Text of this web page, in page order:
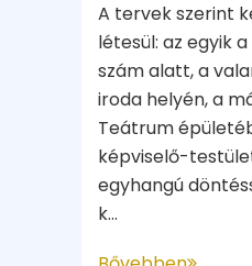
A tervek szerint
létesül: az egyik a
szám alatt, a
iroda helyén, a
Teátrum
képviselő-
egyhangú
k...